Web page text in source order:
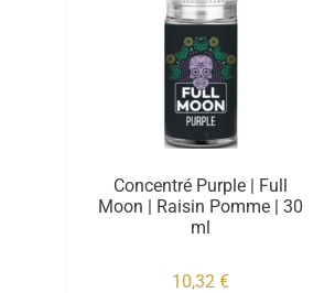
Concentré Purple | Full
Moon | Raisin Pomme | 30
ml
10,32€